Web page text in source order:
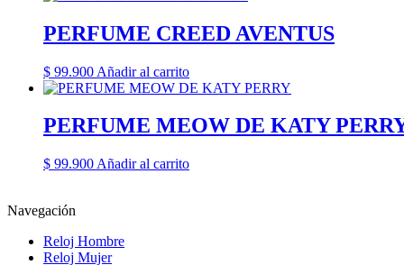
PERFUME CREED AVENTUS
$ 99.900 Añadir al carrito
PERFUME MEOW DE KATY
$ 99.900 Añadir al carrito
Navegación
Reloj Hombre
Reloj Mujer